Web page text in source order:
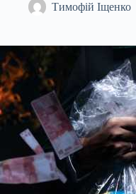
Тимофій Іщенко